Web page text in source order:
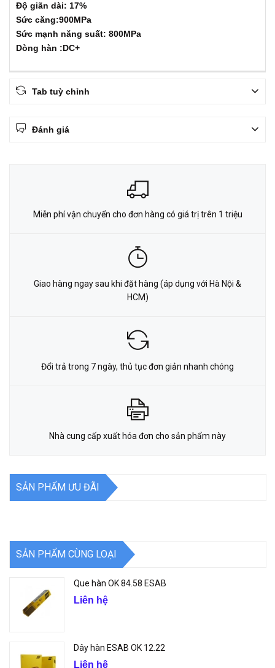
Độ giãn dài: 17%
Sức căng:900MPa
Sức mạnh năng suất: 800MPa
Dòng hàn :DC+
Tab tuỳ chỉnh
Đánh giá
Miễn phí vận chuyển cho đơn hàng có giá trị trên 1 triệu
Giao hàng ngay sau khi đặt hàng (áp dụng với Hà Nội &
HCM)
Đổi trả trong 7 ngày, thủ tục đơn giản nhanh chóng
Nhà cung cấp xuất hóa đơn cho sản phẩm này
SẢN PHẨM ƯU ĐÃI
SẢN PHẨM CÙNG LOẠI
Que hàn OK 84.58 ESAB
Liên hệ
Dây hàn ESAB OK 12.22
Liên hệ